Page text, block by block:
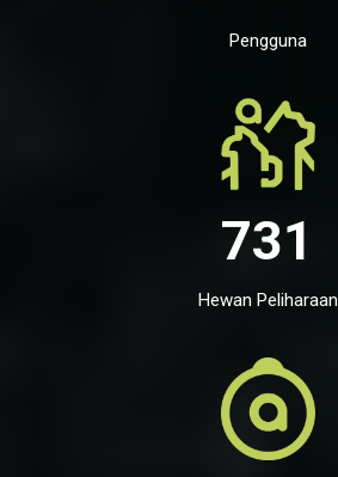
Pengguna
731
Hewan Peliharaan